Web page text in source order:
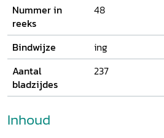
Nummer in
reeks
48
Bindwijze
ing
Aantal
bladzijdes
237
Inhoud